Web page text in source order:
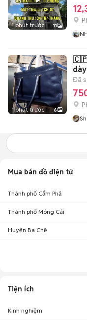
1 phút trước 11
1 phút trước 6
🇨🇵
Đã
Mua bán đồ điện tử
Thành phố Cẩm Phả
Thành phố Móng Cái
Huyện Ba Chẽ
Tiện ích
Kinh nghiệm